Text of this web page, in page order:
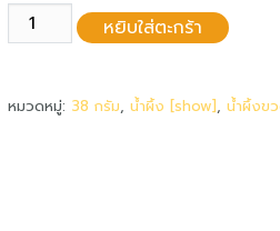
จำนวน
น้ำ
ดอก
หยิบใส่ตะกร้า
หมวดหมู่: 38 กรัม,น้ำผึ้ง [show],น้ำผึ้งข